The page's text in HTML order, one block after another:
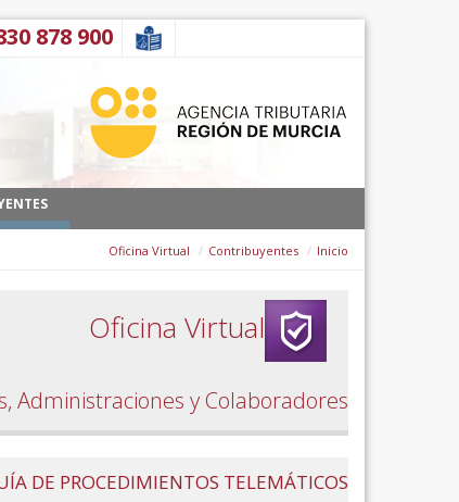
900 878 830
Inicio
Contribuyentes
Oficina Virtual
Oficina Virtual
Administraciones y Colaboradores.
DE PROCEDIMIENTOS TELEMÁTICOS